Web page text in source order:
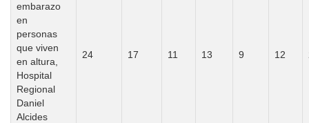
embarazo
en
personas
que viven
en altura,
Hospital
Regional
Daniel
Alcides
24 17 11 13 9 12